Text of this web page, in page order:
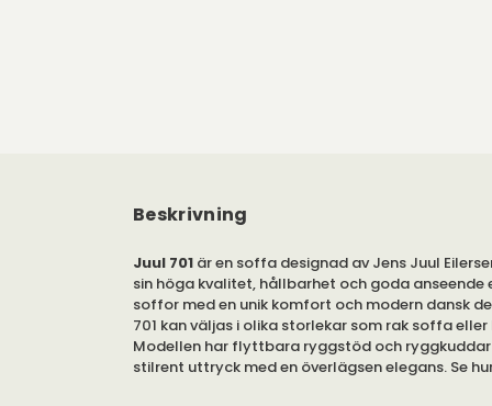
Beskrivning
Juul 701 är en soffa designad av Jens Juul
sin höga kvalitet, hållbarhet och goda anseende
soffor med en unik komfort och modern dansk
701 kan väljas i olika storlekar som rak soffa
Modellen har flyttbara ryggstöd och
stilrent uttryck med en överlägsen elegans. Se
flyttbara ryggstöd och ryggkuddar som ingår för